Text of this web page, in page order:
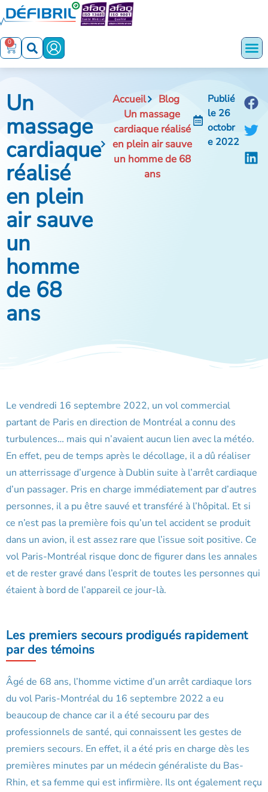
0
Un
massage
cardiaque
réalisé
en plein
air sauve
un
homme
de 68
ans
Accueil
Blog
Un massage
cardiaque réalisé
en plein air sauve
un homme de 68
ans
Publié
le 26
octobr
e 2022
Le vendredi 16 septembre 2022, un vol commercial
partant de Paris en direction de Montréal a connu des
turbulences… mais qui n’avaient aucun lien avec la météo.
En effet, peu de temps après le décollage, il a dû réaliser
un atterrissage d’urgence à Dublin suite à l’arrêt cardiaque
d’un passager. Pris en charge immédiatement par d’autres
personnes, il a pu être sauvé et transféré à l’hôpital. Et si
ce n’est pas la première fois qu’un tel accident se produit
dans un avion, il est assez rare que l’issue soit positive. Ce
vol Paris-Montréal risque donc de figurer dans les annales
et de rester gravé dans l’esprit de toutes les personnes qui
étaient à bord de l’appareil ce jour-là.
Les premiers secours prodigués rapidement
par des témoins
Âgé de 68 ans, l’homme victime d’un arrêt cardiaque lors
du vol Paris-Montréal du 16 septembre 2022 a eu
beaucoup de chance car il a été secouru par des
professionnels de santé, qui connaissent les gestes de
premiers secours. En effet, il a été pris en charge dès les
premières minutes par un médecin généraliste du Bas-
Rhin, et sa femme qui est infirmière. Ils ont également reçu